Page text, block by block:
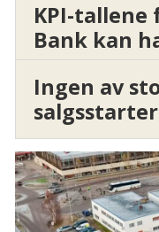
KPI-tallene
Bank kan
Ingen av
salgsstarter